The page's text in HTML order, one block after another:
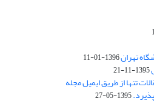
تهران1396-01-11
1395-11-21
تنها از طریق ایمیل مجله
1395-05-27